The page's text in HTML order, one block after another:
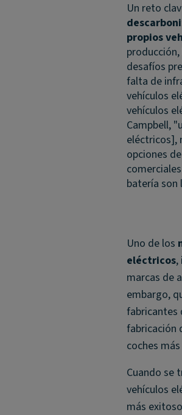
Un reto
propios
desafíos
falta de
vehículos
vehículos
Campbell,
eléctricos],
opciones
batería son
Uno de los
eléctricos,
marcas de
embargo,
fabricantes
fabricación
coches
Cuando se
vehículos
más